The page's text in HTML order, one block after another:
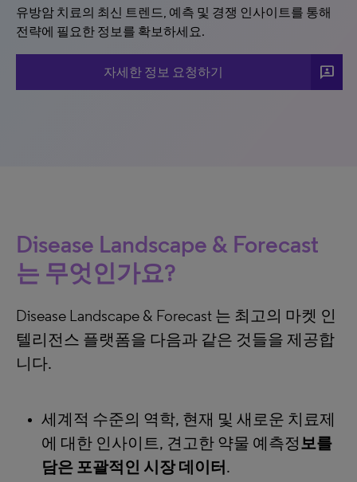
유방암 치료의 최신 트렌드, 예측 및 경쟁 인사이트를 통해
전략에 필요한 정보를 확보하세요.
자세한 정보 요청하기 3p
Disease Landscape & Forecast
는 무엇인가요?
Disease Landscape & Forecast 는 최고의 마켓 인
텔리전스 플랫폼을 다음과 같은 것들을 제공합
니다.
세계적 수준의 역학, 현재 및 새로운 치료제
에 대한 인사이트, 견고한 약물 예측정보를
담은 포괄적인 시장 데이터.